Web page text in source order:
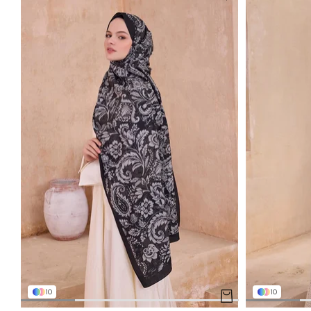
10 10